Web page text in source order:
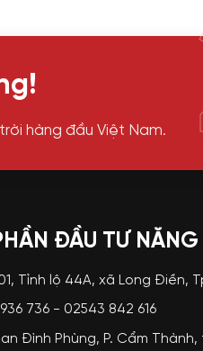
hàng đầu Việt Nam.
ĐẦU TƯ NĂNG
Tỉnh lộ 44A, xã Long Điền,
736 - 02543 842 616
Đình Phùng, P. Cẩm